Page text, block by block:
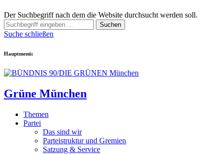
Der Suchbegriff nach dem die Website durchsucht werden soll.
Suchen
Suche schließen
Hauptmenü:
Grüne München
Themen
Partei
Das sind wir
Parteistruktur und Gremien
Satzung & Service